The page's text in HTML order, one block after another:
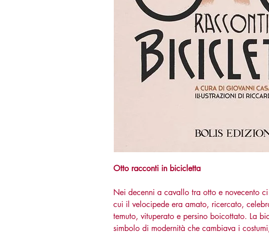
Otto racconti in bicicletta
Nei decenni a cavallo tra otto e novecento
cui il velocipede era amato, ricercato,
temuto, vituperato e persino boicottato. La
simbolo di modernità che cambiava i